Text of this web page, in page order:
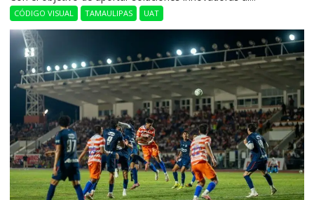
CÓDIGO VISUAL TAMAULIPAS UAT